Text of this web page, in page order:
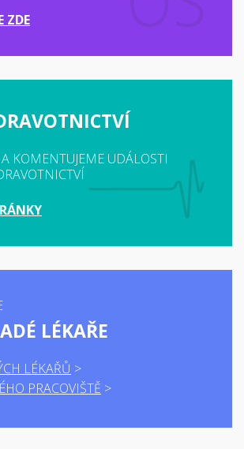
ZDE
KOMENTUJEME UDÁLOSTI
LÉKAŘE
LÉKAŘŮ
PRACOVIŠTĚ